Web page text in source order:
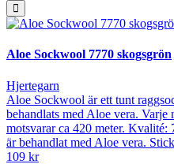
Aloe Sockwool 7770 skogsgrön
Hjertegarn
Aloe Sockwool är ett tunt
behandlats med Aloe vera.
motsvarar ca 420 meter.
är behandlat med Aloe vera.
109 kr